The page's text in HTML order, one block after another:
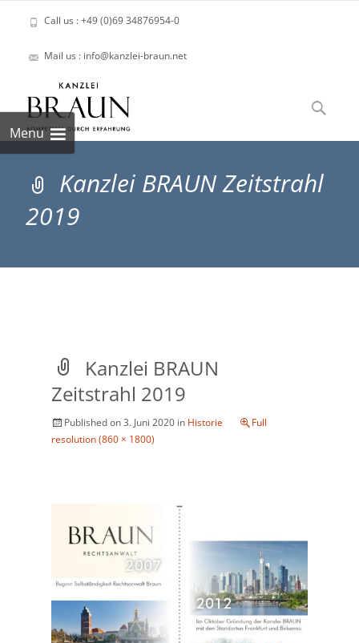
Call us : +49 (0)69 34876954-0
Mail us : info@kanzlei-braun.net
Menu
to
content
Suchen
nach:
Kanzlei BRAUN Zeitstrahl
2019
Kanzlei BRAUN
Zeitstrahl 2019
Published on3. Juni 2020 in Historie
Full
resolution (860 × 1800)